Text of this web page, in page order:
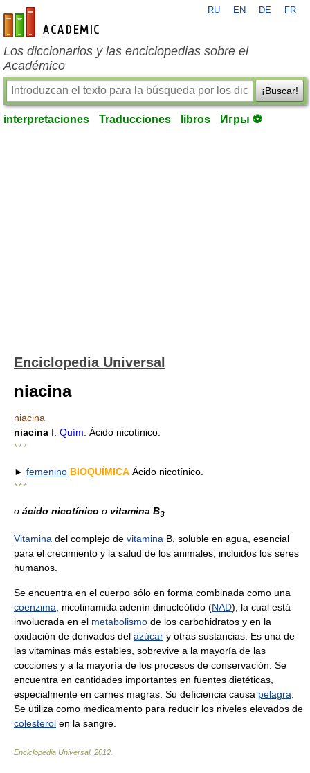
es-academic.com
RU EN DE FR
Los diccionarios y las enciclopedias sobre el
Académico
¡Buscar!
interpretaciones Traducciones libros Игры ⚽
Enciclopedia Universal
niacina
niacina
niacina f. Quím. Ácido nicotínico.
* * *
► femenino BIOQUÍMICA Ácido nicotínico.
* * *
o ácido nicotínico o vitamina B3
Vitamina del complejo de vitamina B, soluble en agua, esencial
para el crecimiento y la salud de los animales, incluidos los seres
humanos.
Se encuentra en el cuerpo sólo en forma combinada como una
coenzima , nicotinamida adenín dinucleótido (NAD), la cual está
involucrada en el metabolismo de los carbohidratos y en la
oxidación de derivados del azúcar y otras sustancias. Es una de
las vitaminas más estables, sobrevive a la mayoría de las
cocciones y a la mayoría de los procesos de conservación. Se
encuentra en cantidades importantes en fuentes dietéticas,
especialmente en carnes magras. Su deficiencia causa pelagra
Se utiliza como medicamento para reducir los niveles elevados de
colesterol en la sangre.
Enciclopedia Universal. 2012